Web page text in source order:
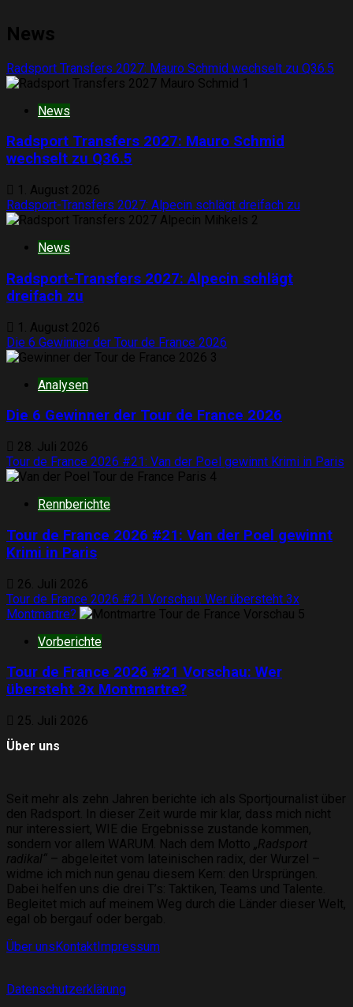
News
Radsport Transfers 2027: Mauro Schmid wechselt zu Q36.5
1
News
Radsport Transfers 2027: Mauro Schmid
wechselt zu Q36.5
1. August 2026
Radsport-Transfers 2027: Alpecin schlägt dreifach zu
2
News
Radsport-Transfers 2027: Alpecin schlägt
dreifach zu
1. August 2026
Die 6 Gewinner der Tour de France 2026
3
Analysen
Die 6 Gewinner der Tour de France 2026
28. Juli 2026
Tour de France 2026 #21: Van der Poel gewinnt Krimi in Paris
4
Rennberichte
Tour de France 2026 #21: Van der Poel gewinnt
Krimi in Paris
26. Juli 2026
Tour de France 2026 #21 Vorschau: Wer übersteht 3x
Montmartre?
5
Vorberichte
Tour de France 2026 #21 Vorschau: Wer
übersteht 3x Montmartre?
25. Juli 2026
Über uns
Seit mehr als zehn Jahren berichte ich als Sportjournalist über
den Radsport. In dieser Zeit wurde mir klar, dass mich nicht
nur interessiert, WIE die Ergebnisse zustande kommen,
sondern vor allem WARUM. Nach dem Motto „Radsport
radikal“ – abgeleitet vom lateinischen radix, der Wurzel –
widme ich mich nun genau diesem Kern: den Ursprüngen.
Dabei helfen uns die drei T’s: Taktiken, Teams und Talente.
Begleitet mich auf meinem Weg durch die Länder dieser Welt,
egal ob bergauf oder bergab.
Über uns Kontakt Impressum
Datenschutzerklärung